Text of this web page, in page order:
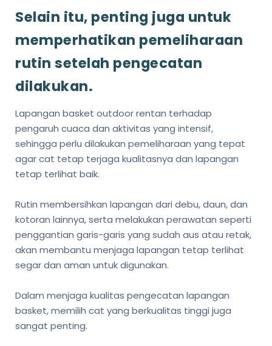
Selain itu, penting juga untuk
memperhatikan pemeliharaan
rutin setelah pengecatan
dilakukan.
Lapangan basket outdoor rentan terhadap
pengaruh cuaca dan aktivitas yang intensif,
sehingga perlu dilakukan pemeliharaan yang tepat
agar cat tetap terjaga kualitasnya dan lapangan
tetap terlihat baik.
Rutin membersihkan lapangan dari debu, daun, dan
kotoran lainnya, serta melakukan perawatan seperti
penggantian garis-garis yang sudah aus atau retak,
akan membantu menjaga lapangan tetap terlihat
segar dan aman untuk digunakan.
Dalam menjaga kualitas pengecatan lapangan
basket, memilih cat yang berkualitas tinggi juga
sangat penting.